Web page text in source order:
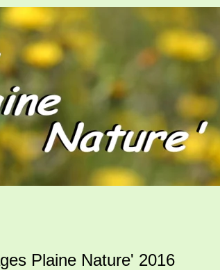
Plaine Nature' 2016